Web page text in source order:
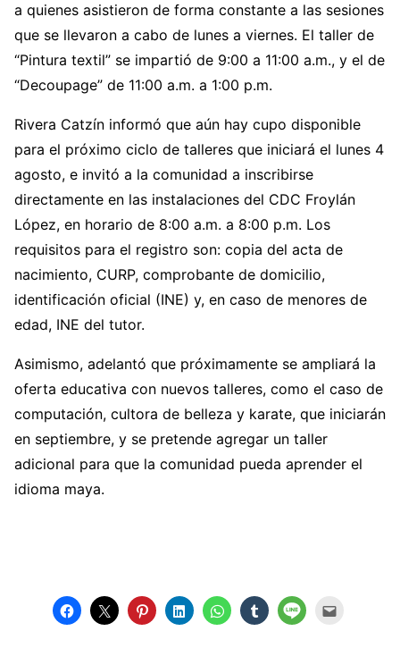
a quienes asistieron de forma constante a las sesiones
que se llevaron a cabo de lunes a viernes. El taller de
“Pintura textil” se impartió de 9:00 a 11:00 a.m., y el de
“Decoupage” de 11:00 a.m. a 1:00 p.m.
Rivera Catzín informó que aún hay cupo disponible
para el próximo ciclo de talleres que iniciará el lunes 4
agosto, e invitó a la comunidad a inscribirse
directamente en las instalaciones del CDC Froylán
López, en horario de 8:00 a.m. a 8:00 p.m. Los
requisitos para el registro son: copia del acta de
nacimiento, CURP, comprobante de domicilio,
identificación oficial (INE) y, en caso de menores de
edad, INE del tutor.
Asimismo, adelantó que próximamente se ampliará la
oferta educativa con nuevos talleres, como el caso de
computación, cultora de belleza y karate, que iniciarán
en septiembre, y se pretende agregar un taller
adicional para que la comunidad pueda aprender el
idioma maya.